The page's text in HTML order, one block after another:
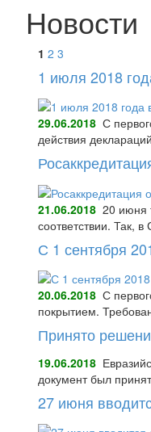
Новости
1 2 3
1 июля 2018
29.06.2018 С
действия
21.06.2018 20 июня
соответствии. Так,
С 1 сентября
20.06.2018 С
покрытием.
Принято
19.06.2018
документ был
27 июня